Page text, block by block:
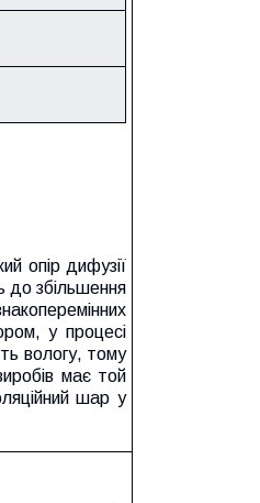
опір дифузії
до збільшення
у процесі
вологу, тому
має той
шар у